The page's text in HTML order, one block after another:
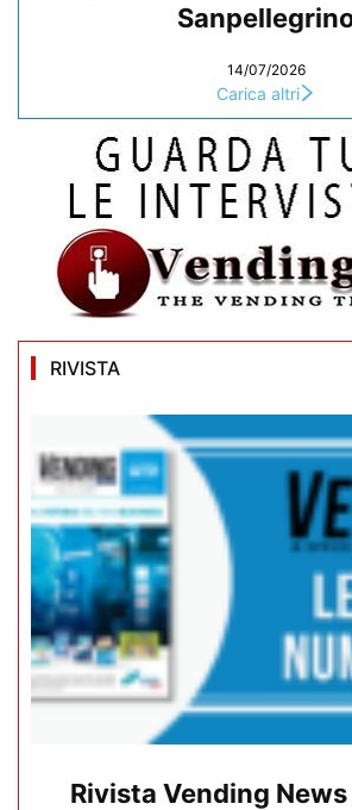
14/07/2026
Carica altri
RIVISTA
Rivista Vending News